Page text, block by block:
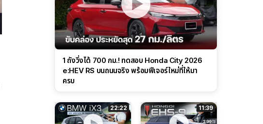
1 ถังวิ่งได้ 700 กม.! ทดสอบ Honda City 2026
e:HEV RS บนถนนจริง พร้อมฟีเจอร์ใหม่ที่ให้มา
ครบ
22:22 11:39